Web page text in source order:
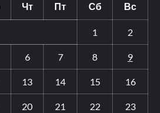
Чт Пт Сб Вс
1 2
6 7 8 9
13 14 15 16
20 21 22 23